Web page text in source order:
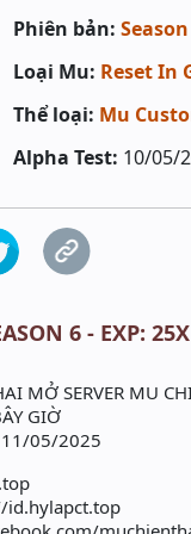
Phiên bản:
Loại Mu: Reset In
Thể loại: Mu
Alpha Test: 10/05/
6 - EXP:
MỞ SERVER MU
GIỜ
05/2025
id.hylapct.top